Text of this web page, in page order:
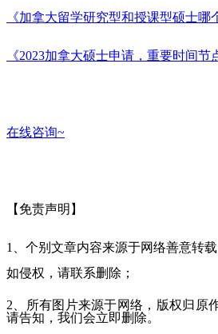
《加拿大留学研究型和授课型硕士哪
《2023加拿大硕士申请，重要时间节
在线咨询~
【免责声明】
1、个别文章内容来源于网络善意转
如侵权，请联系删除；
2、所有图片来源于网络，版权归原
请告知，我们会立即删除。